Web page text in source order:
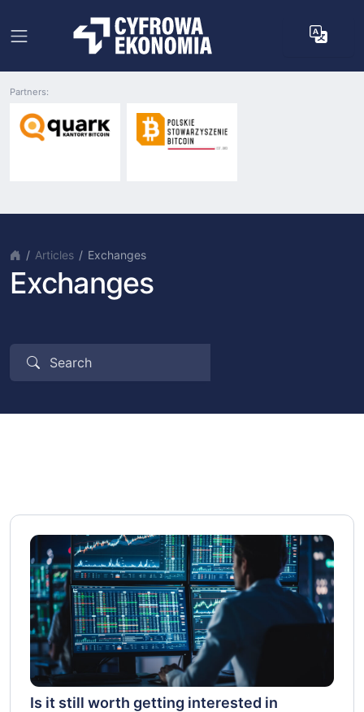
Partners:
Articles Exchanges
Exchanges
Is it still worth getting interested in